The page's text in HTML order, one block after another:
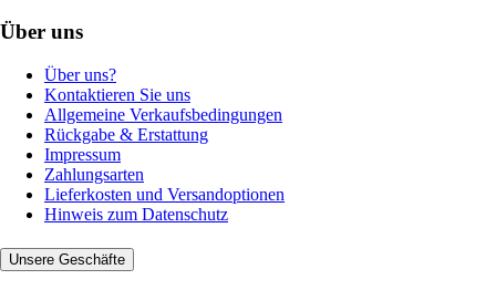
Über uns
Über uns?
Kontaktieren Sie uns
Allgemeine Verkaufsbedingungen
Rückgabe & Erstattung
Impressum
Zahlungsarten
Lieferkosten und Versandoptionen
Hinweis zum Datenschutz
Unsere Geschäfte